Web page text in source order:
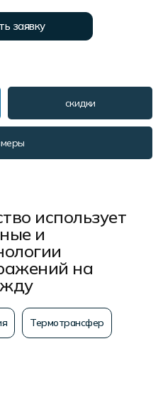
заявку
скидки
использует
и
на
Термотрансфер